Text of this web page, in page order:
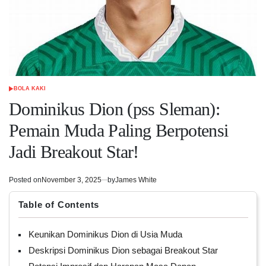
POSTED
BOLA KAKI
Dominikus Dion (pss Sleman):
Pemain Muda Paling Berpotensi
Jadi Breakout Star!
Posted on November 3, 2025 byJames White
Table of Contents
Keunikan Dominikus Dion di Usia Muda
Deskripsi Dominikus Dion sebagai Breakout Star